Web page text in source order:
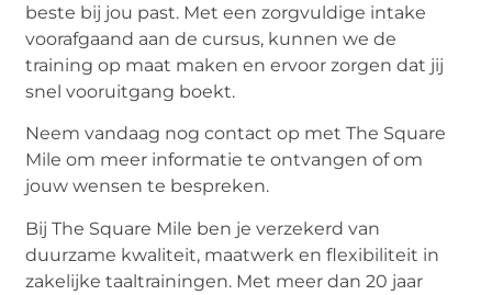
beste bij jou past. Met een zorgvuldige intake
voorafgaand aan de cursus, kunnen we de
training op maat maken en ervoor zorgen dat jij
snel vooruitgang boekt.
Neem vandaag nog contact op met The Square
Mile om meer informatie te ontvangen of om
jouw wensen te bespreken.
Bij The Square Mile ben je verzekerd van
duurzame kwaliteit, maatwerk en flexibiliteit in
zakelijke taaltrainingen. Met meer dan 20 jaar